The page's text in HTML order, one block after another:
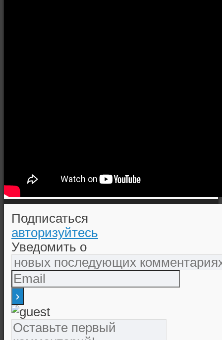
Подписаться
авторизуйтесь
Уведомить о